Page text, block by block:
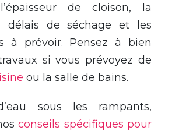
de cloison, la
délais de séchage et les
à prévoir. Pensez à bien
si vous prévoyez de
ou la salle de bains.
sous les rampants,
conseils spécifiques pour